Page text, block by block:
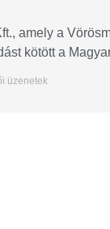
amely a
kötött a
üzenetek